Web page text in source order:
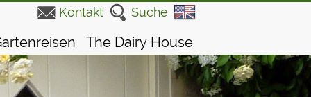
Suche
Kontakt
The Dairy House